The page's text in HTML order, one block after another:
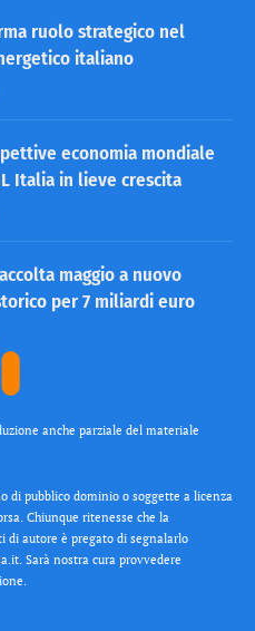
ruolo strategico nel
italiano
economia mondiale
Italia in lieve crescita
maggio a nuovo
per 7 miliardi euro
anche parziale del materiale
di pubblico dominio o soggette a licenza
Chiunque ritenesse che la
di autore è pregato di segnalarlo
Sarà nostra cura provvedere